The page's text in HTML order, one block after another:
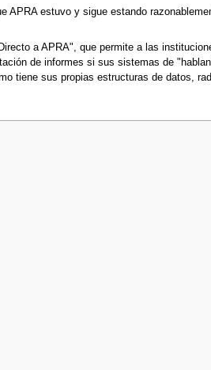
APRA estuvo y sigue estando
a APRA", que permite a las
de informes si sus sistemas de
tiene sus propias estructuras de datos,